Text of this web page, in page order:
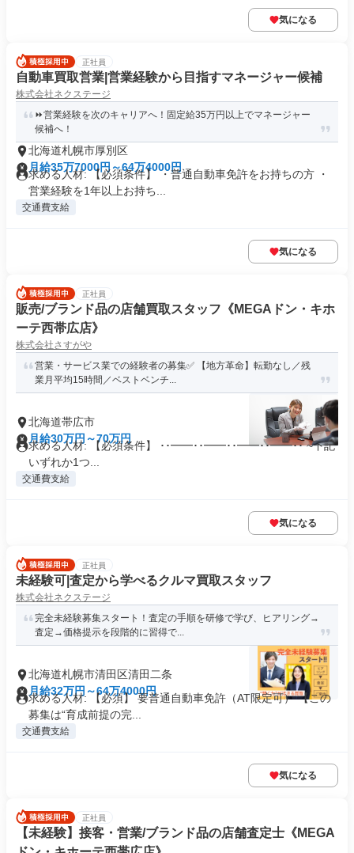
気になる
正社員
自動車買取営業|営業経験から目指すマネージャー候補
株式会社ネクステージ
⏩️営業経験を次のキャリアへ！固定給35万円以上でマネージャー
候補へ！
北海道札幌市厚別区
月給35万7000円～64万4000円
求める人材: 【必須条件】 ・普通自動車免許をお持ちの方 ・
営業経験を1年以上お持ち...
交通費支給
気になる
正社員
販売/ブランド品の店舗買取スタッフ《MEGAドン・キホ
ーテ西帯広店》
株式会社さすがや
営業・サービス業での経験者の募集✅ 【地方革命】転勤なし／残
業月平均15時間／ベストベンチ...
北海道帯広市
月給30万円～70万円
求める人材: 【必須条件】 ･･━━･･━━･･━━･･━━･･ ~下記
いずれか1つ...
交通費支給
気になる
正社員
未経験可|査定から学べるクルマ買取スタッフ
株式会社ネクステージ
完全未経験募集スタート！査定の手順を研修で学び、ヒアリング→
査定→価格提示を段階的に習得で...
北海道札幌市清田区清田二条
月給32万円～64万4000円
求める人材: 【必須】 要普通自動車免許（AT限定可） 【この
募集は“育成前提の完...
交通費支給
気になる
正社員
【未経験】接客・営業/ブランド品の店舗査定士《MEGA